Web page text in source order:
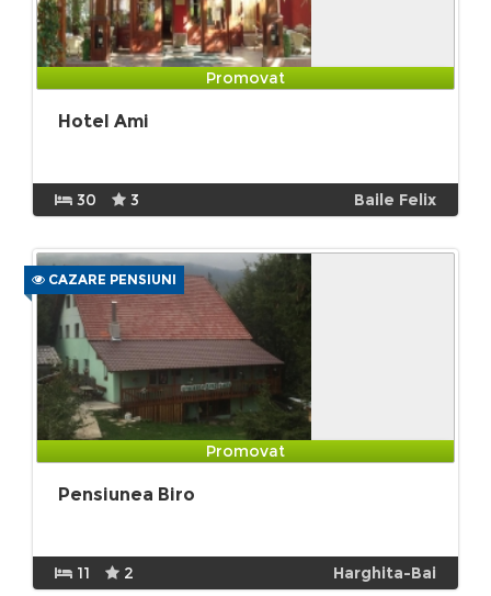
Promovat
Hotel Ami
30 3 Baile Felix
CAZARE PENSIUNI
Promovat
Pensiunea Biro
11 2 Harghita-Bai